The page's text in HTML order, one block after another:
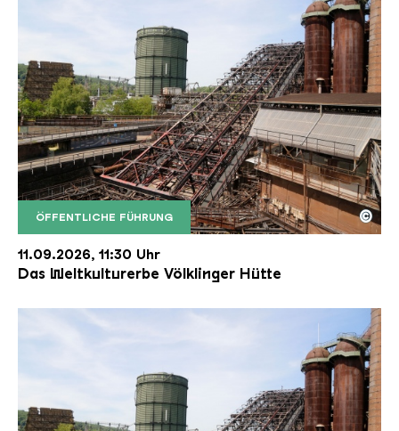
ÖFFENTLICHE FÜHRUNG
Der Erzschrägaufzug der Völklinger Hütte mit
Copyright: Weltkulturerbe Völklinger Hütte | Karl
©
11.09.2026, 11:30 Uhr
Das Weltkulturerbe Völklinger Hütte